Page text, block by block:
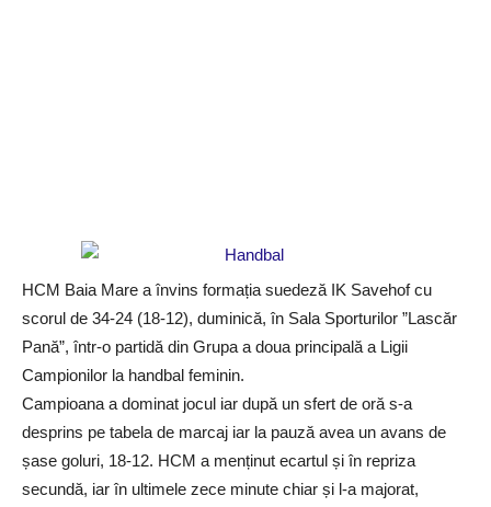
HCM Baia Mare a învins formația suedeză IK Savehof cu
scorul de 34-24 (18-12), duminică, în Sala Sporturilor ”Lascăr
Pană”, într-o partidă din Grupa a doua principală a Ligii
Campionilor la handbal feminin.
Campioana a dominat jocul iar după un sfert de oră s-a
desprins pe tabela de marcaj iar la pauză avea un avans de
șase goluri, 18-12. HCM a menținut ecartul și în repriza
secundă, iar în ultimele zece minute chiar și l-a majorat,